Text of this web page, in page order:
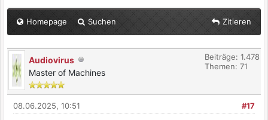
Homepage Suchen Zitieren
Audiovirus
Master of Machines
Beiträge: 1.478
Themen: 71
#17
08.06.2025, 10:51